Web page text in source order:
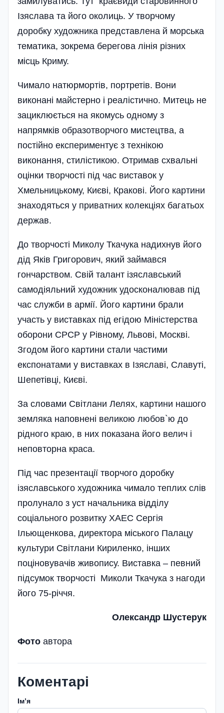
Ізяслава та його околиць. У творчому
доробку художника представлена й морська
тематика, зокрема берегова лінія різних
місць Криму.
Чимало натюрмортів, портретів. Вони
виконані майстерно і реалістично. Митець не
зациклюється на якомусь одному з
напрямків образотворчого мистецтва, а
постійно експериментує з технікою
виконання, стилістикою. Отримав схвальні
оцінки творчості під час виставок у
Хмельницькому, Києві, Кракові. Його картини
знаходяться у приватних колекціях багатьох
держав.
До творчості Миколу Ткачука надихнув його
дід Яків Григорович, який займався
гончарством. Свій талант ізяславський
самодіяльний художник удосконалював під
час служби в армії. Його картини брали
участь у виставках під егідою Міністерства
оборони СРСР у Рівному, Львові, Москві.
Згодом його картини стали частими
експонатами у виставках в Ізяславі, Славуті,
Шепетівці, Києві.
За словами Світлани Лелях, картини нашого
земляка наповнені великою любов`ю до
рідного краю, в них показана його велич і
неповторна краса.
Під час презентації творчого доробку
ізяславського художника чимало теплих слів
пролунало з уст начальника відділу
соціального розвитку ХАЕС Сергія
Ільющенкова, директора міського Палацу
культури Світлани Кириленко, інших
поціновувачів живопису. Виставка – певний
підсумок творчості Миколи Ткачука з нагоди
його 75-річчя.
Олександр Шустерук
Фото автора
Коментарі
Імʼя